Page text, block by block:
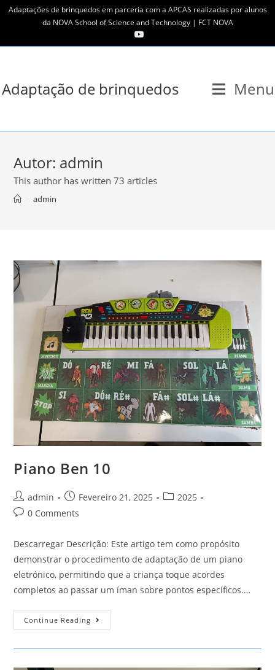
SkipAdaptações de brinquedos em parceria com a APCAS realizadas por alunos
da NOVA School of Science and Technology | FCT NOVA
Adaptação de brinquedos Menu
Autor: admin
This author has written 73 articles
admin
Piano Ben 10
Post
author:
admin
Post
published:
Fevereiro 21, 2025
Post2025
Post0 Comments
Descarregar Descrição: Este artigo tem como propósito
demonstrar o procedimento de adaptação de um piano
eletrónico, permitindo que a criança toque acordes
completos ao passar um íman sobre pontos específicos.…
Continue Reading Piano
Ben